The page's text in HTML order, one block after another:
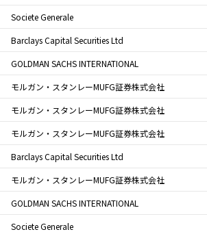
Societe Generale
Barclays Capital Securities Ltd
GOLDMAN SACHS INTERNATIONAL
モルガン・スタンレーMUFG証券株式会社
モルガン・スタンレーMUFG証券株式会社
モルガン・スタンレーMUFG証券株式会社
Barclays Capital Securities Ltd
モルガン・スタンレーMUFG証券株式会社
GOLDMAN SACHS INTERNATIONAL
Societe Generale